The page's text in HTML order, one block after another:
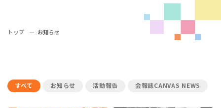
トップ お知らせ
すべて お知らせ 活動報告 会報誌CANVAS NEWS